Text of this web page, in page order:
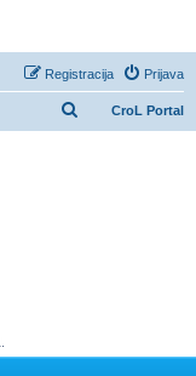
Prijava
Registracija
CroL Portal